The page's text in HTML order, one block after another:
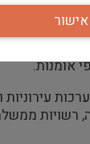
אומנות.
רשויות
אישור